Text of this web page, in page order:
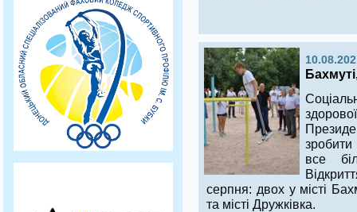
все
серпня: двох у місті
та місті Дружківка.